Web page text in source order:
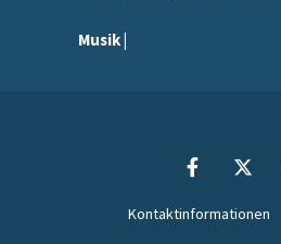
Musik |
Kontaktinformationen